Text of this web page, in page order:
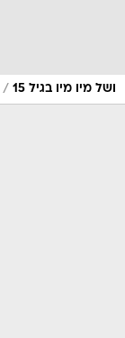
ושל מיו מיו בגיל 15 /